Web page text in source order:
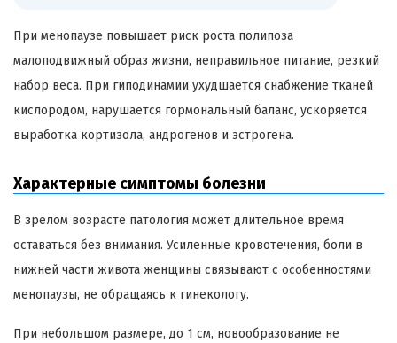
При менопаузе повышает риск роста полипоза
малоподвижный образ жизни, неправильное питание, резкий
набор веса. При гиподинамии ухудшается снабжение тканей
кислородом, нарушается гормональный баланс, ускоряется
выработка кортизола, андрогенов и эстрогена.
Характерные симптомы болезни
В зрелом возрасте патология может длительное время
оставаться без внимания. Усиленные кровотечения, боли в
нижней части живота женщины связывают с особенностями
менопаузы, не обращаясь к гинекологу.
При небольшом размере, до 1 см, новообразование не